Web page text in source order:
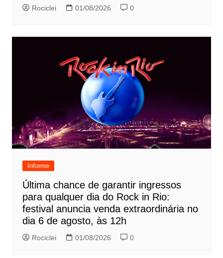
Rociclei 01/08/2026 0
Informe
Última chance de garantir ingressos
para qualquer dia do Rock in Rio:
festival anuncia venda extraordinária no
dia 6 de agosto, às 12h
Rociclei 01/08/2026 0